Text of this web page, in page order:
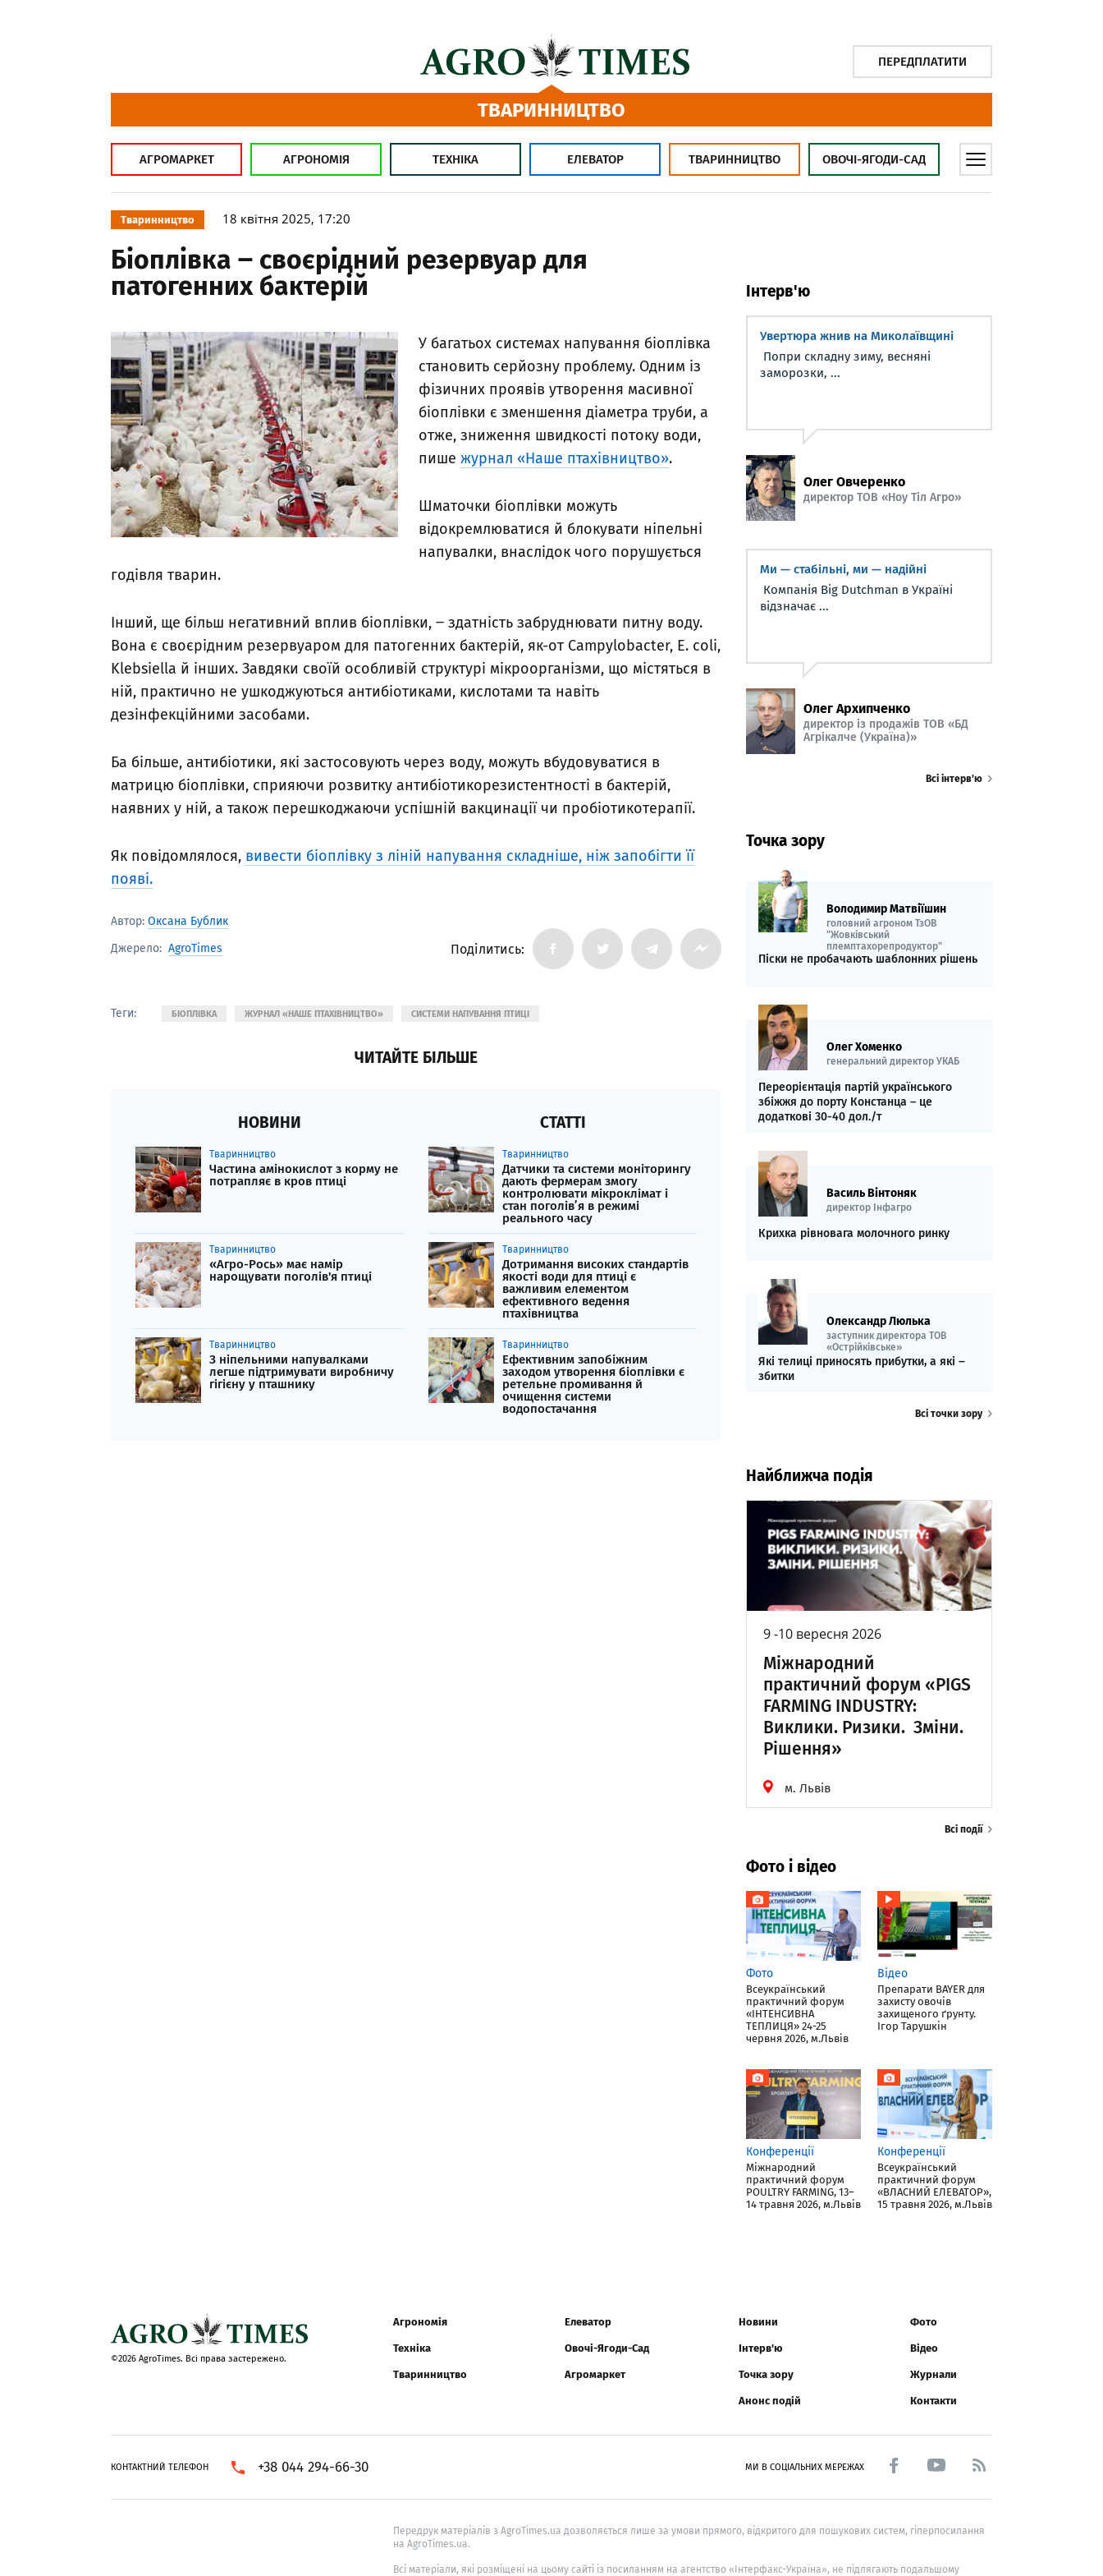
ПЕРЕДПЛАТИТИ
ТВАРИННИЦТВО
АГРОМАРКЕТ АГРОНОМІЯ ТЕХНІКА ЕЛЕВАТОР ТВАРИННИЦТВО ОВОЧІ-ЯГОДИ-САД
Тваринництво 18 квітня 2025, 17:20
Біоплівка ‒ своєрідний резервуар для
патогенних бактерій
У багатьох системах напування біоплівка
становить серйозну проблему. Одним із
фізичних проявів утворення масивної
біоплівки є зменшення діаметра труби, а
отже, зниження швидкості потоку води,
пише журнал «Наше птахівництво».
Шматочки біоплівки можуть
відокремлюватися й блокувати ніпельні
напувалки, внаслідок чого порушується
годівля тварин.
Інший, ще більш негативний вплив біоплівки, ‒ здатність забруднювати питну воду.
Вона є своєрідним резервуаром для патогенних бактерій, як-от Campylobacter, E. coli,
Klebsiella й інших. Завдяки своїй особливій структурі мікроорганізми, що містяться в
ній, практично не ушкоджуються антибіотиками, кислотами та навіть
дезінфекційними засобами.
Ба більше, антибіотики, які застосовують через воду, можуть вбудовуватися в
матрицю біоплівки, сприяючи розвитку антибіотикорезистентності в бактерій,
наявних у ній, а також перешкоджаючи успішній вакцинації чи пробіотикотерапії.
Як повідомлялося, вивести біоплівку з ліній напування складніше, ніж запобігти її
появі.
Автор: Оксана Бублик
Джерело: AgroTimes Поділитись:
Теги: БІОПЛІВКА ЖУРНАЛ «НАШЕ ПТАХІВНИЦТВО» СИСТЕМИ НАПУВАННЯ ПТИЦІ
ЧИТАЙТЕ БІЛЬШЕ
НОВИНИ
Тваринництво
Частина амінокислот з корму не
потрапляє в кров птиці
Тваринництво
«Агро-Рось» має намір
нарощувати поголів'я птиці
Тваринництво
З ніпельними напувалками
легше підтримувати виробничу
гігієну у пташнику
СТАТТІ
Тваринництво
Датчики та системи моніторингу
дають фермерам змогу
контролювати мікроклімат і
стан поголів’я в режимі
реального часу
Тваринництво
Дотримання високих стандартів
якості води для птиці є
важливим елементом
ефективного ведення
птахівництва
Тваринництво
Ефективним запобіжним
заходом утворення біоплівки є
ретельне промивання й
очищення системи
водопостачання
Інтерв'ю
Увертюра жнив на Миколаївщині
Попри складну зиму, весняні
заморозки, ...
Олег Овчеренко
директор ТОВ «Ноу Тіл Агро»
Ми — стабільні, ми — надійні
Компанія Big Dutchman в Україні
відзначає ...
Олег Архипченко
директор із продажів ТОВ «БД
Агрікалче (Україна)»
Всі інтерв’ю
Точка зору
Володимир Матвіїшин
головний агроном ТзОВ
"Жовківський
племптахорепродуктор"
Піски не пробачають шаблонних рішень
Олег Хоменко
генеральний директор УКАБ
Переорієнтація партій українського
збіжжя до порту Констанца – це
додаткові 30-40 дол./т
Василь Вінтоняк
директор Інфагро
Крихка рівновага молочного ринку
Олександр Люлька
заступник директора ТОВ
«Острійківське»
Які телиці приносять прибутки, а які ‒
збитки
Всі точки зору
Найближча подія
9 -10 вересня 2026
Міжнародний
практичний форум «PIGS
FARMING INDUSTRY:
Виклики. Ризики. Зміни.
Рішення»
м. Львів
Всі події
Фото і відео
Фото
Всеукраїнський
практичний форум
«ІНТЕНСИВНА
ТЕПЛИЦЯ» 24-25
червня 2026, м.Львів
Відео
Препарати BAYER для
захисту овочів
захищеного ґрунту.
Ігор Тарушкін
Конференції
Міжнародний
практичний форум
POULTRY FARMING, 13–
14 травня 2026, м.Львів
Конференції
Всеукраїнський
практичний форум
«ВЛАСНИЙ ЕЛЕВАТОР»,
15 травня 2026, м.Львів
©2026 AgroTimes. Всі права застережено.
Агрономія
Техніка
Тваринництво
Елеватор
Овочі-Ягоди-Сад
Агромаркет
Новини
Інтерв'ю
Точка зору
Анонс подій
Фото
Відео
Журнали
Контакти
КОНТАКТНИЙ ТЕЛЕФОН +38 044 294-66-30 МИ В СОЦІАЛЬНИХ МЕРЕЖАХ
Передрук матеріалів з AgroTimes.ua дозволяється лише за умови прямого, відкритого для пошукових систем, гіперпосилання
на AgroTimes.ua.
Всі матеріали, які розміщені на цьому сайті із посиланням на агентство «Інтерфакс-Україна», не підлягають подальшому